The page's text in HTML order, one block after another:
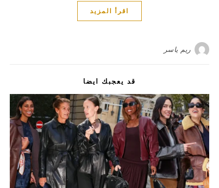
اقرأ المزيد
ريم ياسر
قد يعجبك ايضا